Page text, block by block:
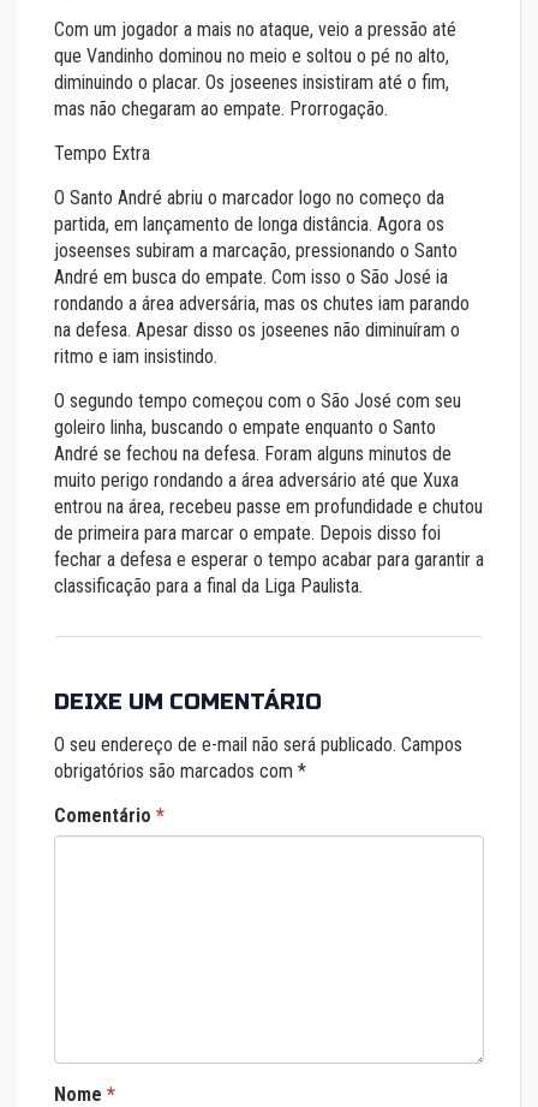
Com um jogador a mais no ataque, veio a pressão até
que Vandinho dominou no meio e soltou o pé no alto,
diminuindo o placar. Os joseenes insistiram até o fim,
mas não chegaram ao empate. Prorrogação.
Tempo Extra
O Santo André abriu o marcador logo no começo da
partida, em lançamento de longa distância. Agora os
joseenses subiram a marcação, pressionando o Santo
André em busca do empate. Com isso o São José ia
rondando a área adversária, mas os chutes iam parando
na defesa. Apesar disso os joseenes não diminuíram o
ritmo e iam insistindo.
O segundo tempo começou com o São José com seu
goleiro linha, buscando o empate enquanto o Santo
André se fechou na defesa. Foram alguns minutos de
muito perigo rondando a área adversário até que Xuxa
entrou na área, recebeu passe em profundidade e chutou
de primeira para marcar o empate. Depois disso foi
fechar a defesa e esperar o tempo acabar para garantir a
classificação para a final da Liga Paulista.
DEIXE UM COMENTÁRIO
O seu endereço de e-mail não será publicado. Campos
obrigatórios são marcados com *
Comentário *
Nome *